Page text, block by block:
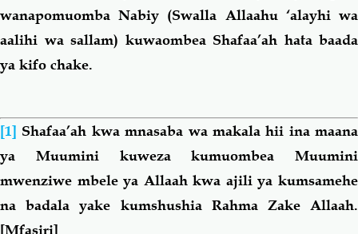
wanapomuomba Nabiy (Swalla Allaahu ‘alayhi wa
aalihi wa sallam) kuwaombea Shafaa’ah hata baada
ya kifo chake.
[1] Shafaa’ah kwa mnasaba wa makala hii ina maana
ya Muumini kuweza kumuombea Muumini
mwenziwe mbele ya Allaah kwa ajili ya kumsamehe
na badala yake kumshushia Rahma Zake Allaah.
[Mfasiri]